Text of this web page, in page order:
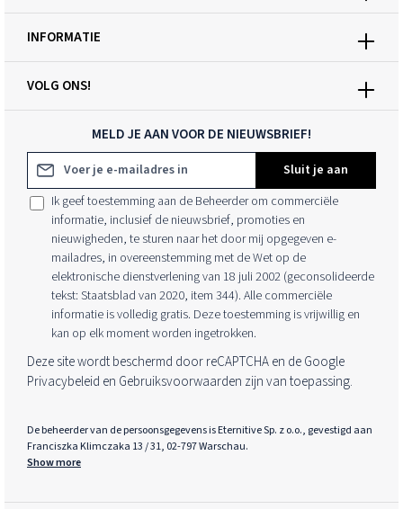
MELD JE AAN VOOR DE NIEUWSBRIEF!
E-mailadres*
Sluit je aan
Ik geef toestemming aan de Beheerder om commerciële
informatie, inclusief de nieuwsbrief, promoties en
nieuwigheden, te sturen naar het door mij opgegeven e-
mailadres, in overeenstemming met de Wet op de
elektronische dienstverlening van 18 juli 2002 (geconsolideerde
tekst: Staatsblad van 2020, item 344). Alle commerciële
informatie is volledig gratis. Deze toestemming is vrijwillig en
kan op elk moment worden ingetrokken.
Deze site wordt beschermd door reCAPTCHA en de Google
Privacybeleid en Gebruiksvoorwaarden zijn van toepassing.
De beheerder van de persoonsgegevens is Eternitive Sp. z o.o., gevestigd aan
Franciszka Klimczaka 13 / 31, 02-797 Warschau.
Show more
VOLG ONS!
INFORMATIE